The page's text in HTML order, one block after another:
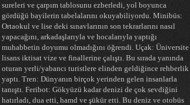
sureleri ve çarpım tablosunu ezberledi, yol boyunca
gördüğü bayilerin tabelalarını okuyabiliyordu. Minibüs:
Ortaokul ve lise deki sınavlarının son tekrarlarını nasıl
yapacağını, arkadaşlarıyla ve hocalarıyla yaptığı
muhabbetin doyumu olmadığını öğrendi. Uçak: Üniversite
lisans iktisat vize ve finallerine çalıştı. Bu sırada yanında
oturan yerli/yabancı turistlere elinden geldiğince rehberlik
yaptı. Tren: Dünyanın birçok yerinden gelen insanlarla
tanıştı. Feribot: Gökyüzü kadar denizi de çok sevdiğini
hatırladı, dua etti, hamd ve şükür etti. Bu deniz ve otobüs